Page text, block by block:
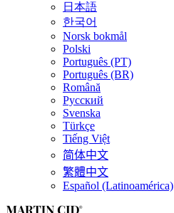
日本語
한국어
Norsk bokmål
Polski
Português (PT)
Português (BR)
Română
Русский
Svenska
Türkçe
Tiếng Việt
简体中文
繁體中文
Español (Latinoamérica)